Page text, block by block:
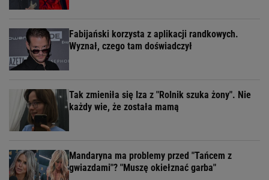
Fabijański korzysta z aplikacji randkowych.
Wyznał, czego tam doświadczył
Tak zmieniła się Iza z "Rolnik szuka żony". Nie
każdy wie, że została mamą
Mandaryna ma problemy przed "Tańcem z
gwiazdami"? "Muszę okiełznać garba"